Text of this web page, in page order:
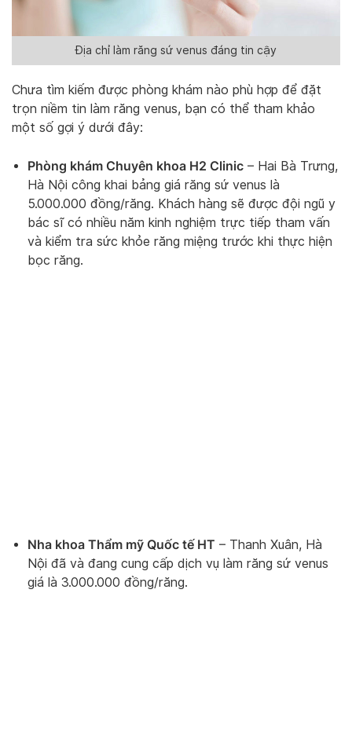
Địa chỉ làm răng sứ venus đáng tin cậy
Chưa tìm kiếm được phòng khám nào phù hợp để đặt
trọn niềm tin làm răng venus, bạn có thể tham khảo
một số gợi ý dưới đây:
Phòng khám Chuyên khoa H2 Clinic – Hai Bà Trưng,
Hà Nội công khai bảng giá răng sứ venus là
5.000.000 đồng/răng. Khách hàng sẽ được đội ngũ y
bác sĩ có nhiều năm kinh nghiệm trực tiếp tham vấn
và kiểm tra sức khỏe răng miệng trước khi thực hiện
bọc răng.
Nha khoa Thẩm mỹ Quốc tế HT – Thanh Xuân, Hà
Nội đã và đang cung cấp dịch vụ làm răng sứ venus
giá là 3.000.000 đồng/răng.